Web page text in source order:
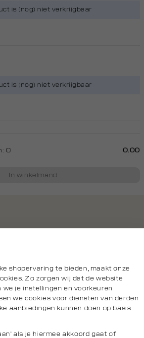
is (nog) niet verkrijgbaar
is (nog) niet verkrijgbaar
0 0.00
In winkelmand
van 8.30 uur tot 18.00 uur.
shopervaring te bieden, maakt onze
Zo zorgen wij dat de website
we je instellingen en voorkeuren
we cookies voor diensten van derden
aanbiedingen kunnen doen op basis
als je hiermee akkoord gaat of